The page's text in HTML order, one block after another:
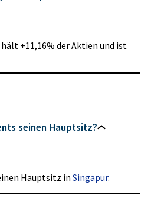
+11,16% der Aktien und ist
seinen Hauptsitz?
Hauptsitz in Singapur.